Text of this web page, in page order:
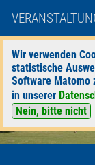
Wir verwenden
statistische
Software Matomo
in unserer
Nein, bitte nicht